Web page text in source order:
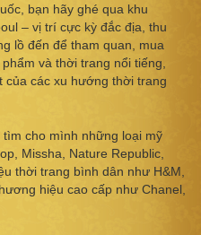
bạn hãy ghé qua khu
– vị trí cực kỳ đắc địa, thu
lồ đến để tham quan, mua
và thời trang nổi tiếng,
của các xu hướng thời trang
cho mình những loại mỹ
Missha, Nature Republic,
thời trang bình dân như H&M,
hiệu cao cấp như Chanel,